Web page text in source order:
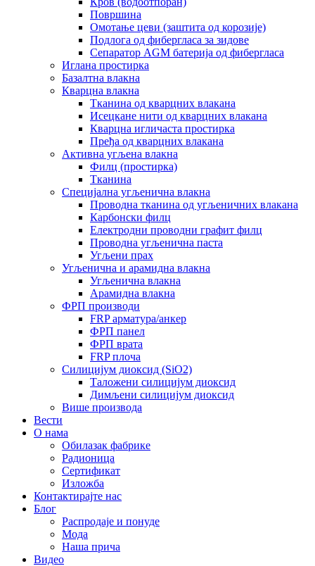
Површина
Омотање цеви (заштита од корозије)
Подлога од фибергласа за зидове
Сепаратор AGM батерија од фибергласа
Иглана простирка
Базалтна влакна
Кварцна влакна
Тканина од кварцних влакана
Исецкане нити од кварцних влакана
Кварцна игличаста простирка
Пређа од кварцних влакана
Активна угљена влакна
Филц (простирка)
Тканина
Специјална угљенична влакна
Проводна тканина од угљеничних влакана
Карбонски филц
Електродни проводни графит филц
Проводна угљенична паста
Угљени прах
Угљенична и арамидна влакна
Угљенична влакна
Арамидна влакна
ФРП производи
FRP арматура/анкер
ФРП панел
ФРП врата
FRP плоча
Силицијум диоксид (SiO2)
Таложени силицијум диоксид
Димљени силицијум диоксид
Више производа
Вести
О нама
Обилазак фабрике
Радионица
Сертификат
Изложба
Контактирајте нас
Блог
Распродаје и понуде
Мода
Наша прича
Видео